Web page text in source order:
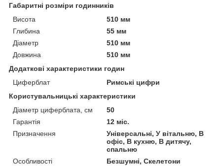
Габаритні розміри годинників
Висота
510 мм
Глибина
55 мм
Діаметр
510 мм
Довжина
510 мм
Додаткові характеристики годин
Циферблат
Римські цифри
Користувальницькі характеристики
Діаметр циферблата, см
50
Гарантія
12 міс.
Призначення
Універсальні, У вітальню, В
офіс, В кухню, В дитячу,
спальню
Особливості
Безшумні, Скелетони